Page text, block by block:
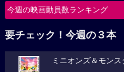
今週の映画動員数ランキング
要チェック！今週の３本
ミニオンズ＆モンス